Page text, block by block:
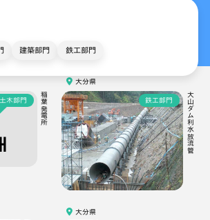
建築部門 鉄工部門
稲葉発電所
土木部門
大分県
大山ダム利水放流管
鉄工部門
大分県